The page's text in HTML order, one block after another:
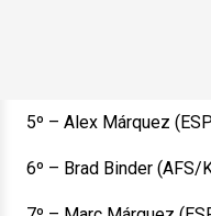
5º – Alex Márquez
6º – Brad Binder (AFS/